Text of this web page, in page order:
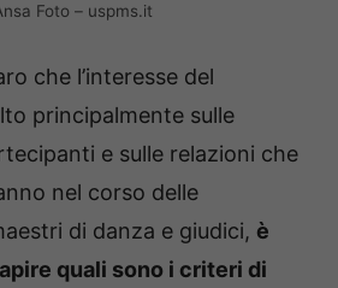
Foto – uspms.it
che l’interesse del
principalmente sulle
e sulle relazioni che
nel corso delle
di danza e giudici, è
quali sono i criteri di